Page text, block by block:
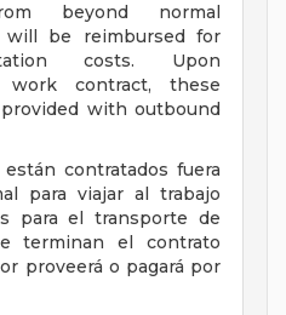
beyond normal
will be reimbursed for
costs. Upon
contract, these
with outbound
contratados fuera
para viajar al trabajo
para el transporte de
terminan el contrato
proveerá o pagará por